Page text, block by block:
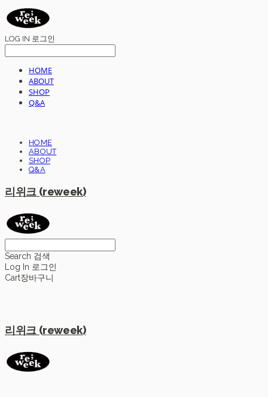
LOG IN 로그인
HOME
ABOUT
SHOP
Q&A
HOME
ABOUT
SHOP
Q&A
리위크 (reweek)
Search 검색
Log In 로그인
Cart장바구니
리위크 (reweek)